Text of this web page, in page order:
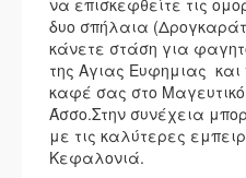
να επισκεφθείτε τις
δυο σπήλαια
κάνετε στάση για
της Αγιας Ευφημιας
καφέ σας στο
Άσσο.Στην συνέχεια
με τις καλύτερες
Κεφαλονιά.